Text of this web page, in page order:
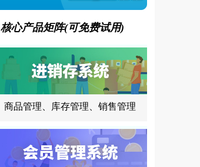
核心产品矩阵(可免费试用)
商品管理、库存管理、销售管理